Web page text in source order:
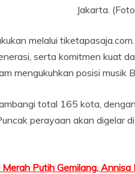
Jakarta.
melalui
serta komitmen kuat
mengukuhkan posisi musik
total 165 kota,
perayaan akan digelar
Putih Gemilang,